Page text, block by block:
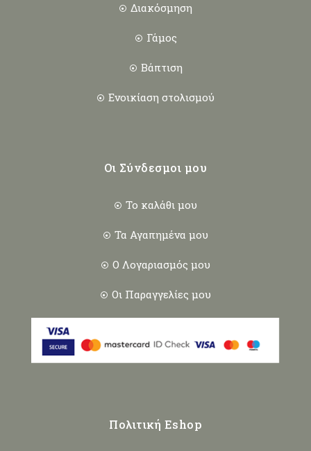
Διακόσμηση
Γάμος
Βάπτιση
Ενοικίαση στολισμού
Οι Σύνδεσμοι μου
Το καλάθι μου
Τα Αγαπημένα μου
Ο Λογαριασμός μου
Οι Παραγγελίες μου
Πολιτική Eshop